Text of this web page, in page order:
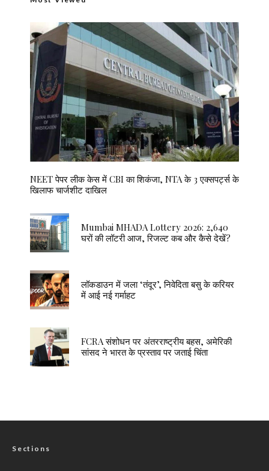
NEET पेपर लीक केस में CBI का शिकंजा, NTA के 3 एक्सपर्ट्स के
खिलाफ चार्जशीट दाखिल
Mumbai MHADA Lottery 2026: 2,640
घरों की लॉटरी आज, रिजल्ट कब और कैसे देखें?
लॉकडाउन में जला ‘तंदूर’, निवेदिता बसु के करियर
में आई नई गर्माहट
FCRA संशोधन पर अंतरराष्ट्रीय बहस, अमेरिकी
सांसद ने भारत के प्रस्ताव पर जताई चिंता
Sections